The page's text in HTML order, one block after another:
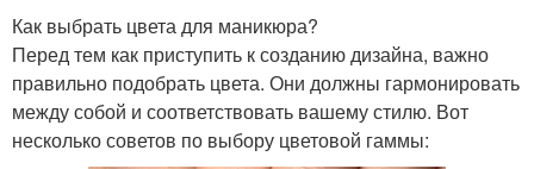
Как выбрать цвета для маникюра?
Перед тем как приступить к созданию дизайна, важно
правильно подобрать цвета. Они должны гармонировать
между собой и соответствовать вашему стилю. Вот
несколько советов по выбору цветовой гаммы: